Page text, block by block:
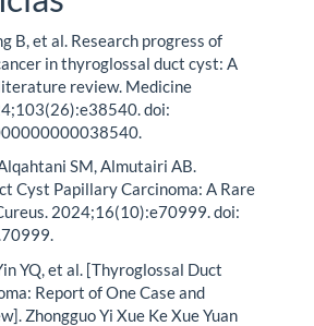
B, et al. Research progress of
in thyroglossal duct cyst: A
review. Medicine
doi:
SM, Almutairi AB.
Cyst Papillary Carcinoma: A Rare
2024;16(10):e70999. doi:
YQ, et al. [Thyroglossal Duct
Report of One Case and
Zhongguo Yi Xue Ke Xue Yuan